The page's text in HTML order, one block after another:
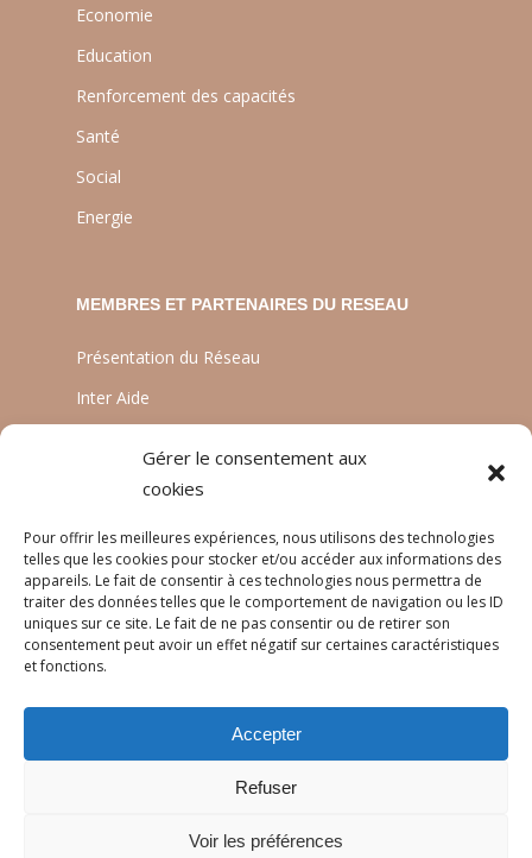
Gérer le consentement aux
cookies
Pour offrir les meilleures expériences, nous utilisons des technologies
telles que les cookies pour stocker et/ou accéder aux informations des
appareils. Le fait de consentir à ces technologies nous permettra de
traiter des données telles que le comportement de navigation ou les ID
uniques sur ce site. Le fait de ne pas consentir ou de retirer son
consentement peut avoir un effet négatif sur certaines caractéristiques
et fonctions.
Accepter
Refuser
Voir les préférences
Economie
Education
Renforcement des capacités
Santé
Social
Energie
MEMBRES ET PARTENAIRES DU RESEAU
Présentation du Réseau
Inter Aide
Planète Enfants & Développement
LANGUES
Français